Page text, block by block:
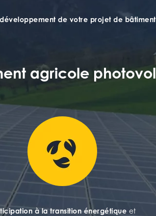
de votre projet de
agricole
à la transition énergétique et